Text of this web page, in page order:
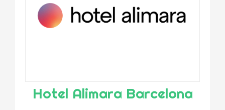
Hotel Alimara Barcelona